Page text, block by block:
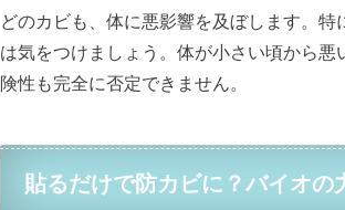
どのカビも、体に悪影響を及ぼします。
は気をつけましょう。体が小さい頃から
険性も完全に否定できません。
貼るだけで防カビに？バイオの